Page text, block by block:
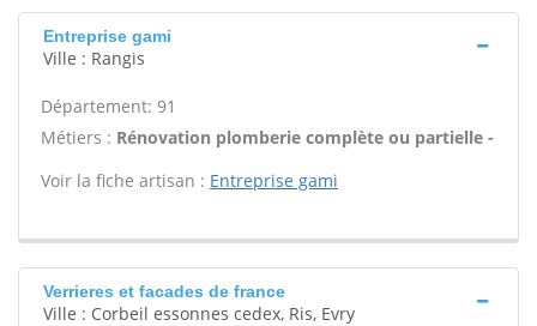
Entreprise gami
Ville : Rangis
Département: 91
Métiers : Rénovation plomberie complète ou partielle -
Voir la fiche artisan : Entreprise gami
Verrieres et facades de france
Ville : Corbeil essonnes cedex, Ris, Evry